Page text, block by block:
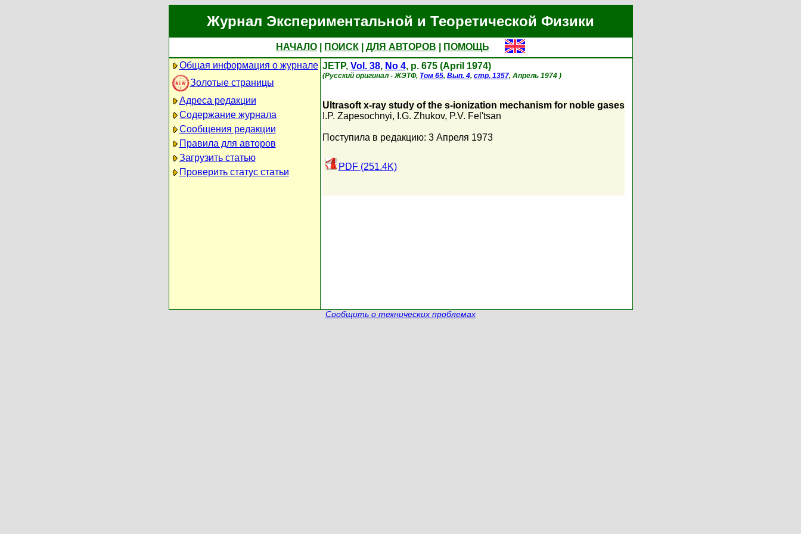
Журнал Экспериментальной и Теоретической Физики
НАЧАЛО ПОИСК ДЛЯ АВТОРОВ
ПОМОЩЬ
Общая информация о журнале
Золотые страницы
Адреса редакции
Содержание журнала
Сообщения редакции
Правила для авторов
Загрузить статью
Проверить статус статьи
JETP, Vol. 38, No 4, p. 675 (April 1974)
(Русский оригинал - ЖЭТФ, Том 65, Вып. 4, стр. 1357, Апрель 1974 )
Ultrasoft x-ray study of the s-ionization mechanism for noble gases
I.P. Zapesochnyi, I.G. Zhukov, P.V. Fel'tsan
Поступила в редакцию: 3 Апреля 1973
PDF (251.4K)
Сообщить о технических проблемах